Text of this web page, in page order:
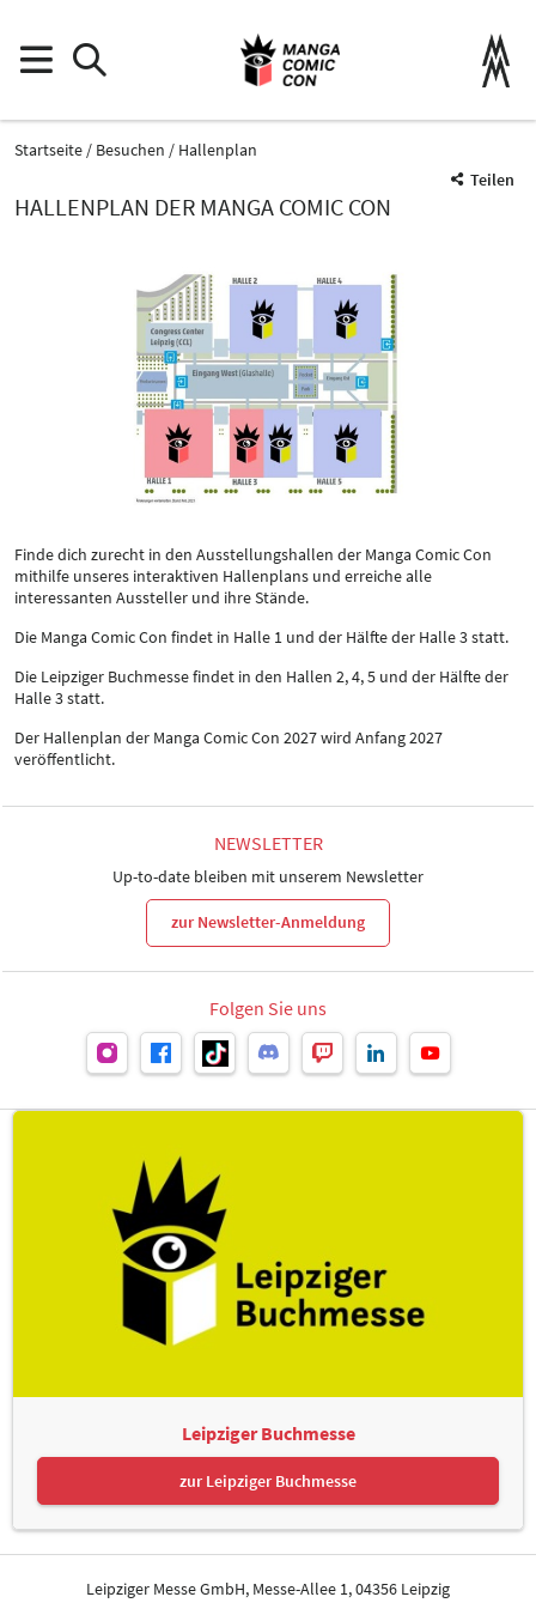
Startseite Besuchen
Hallenplan
Teilen
HALLENPLAN DER MANGA COMIC CON
Finde dich zurecht in den Ausstellungshallen der Manga Comic Con
mithilfe unseres interaktiven Hallenplans und erreiche alle
interessanten Aussteller und ihre Stände.
Die Manga Comic Con findet in Halle 1 und der Hälfte der Halle 3 statt.
Die Leipziger Buchmesse findet in den Hallen 2, 4, 5 und der Hälfte der
Halle 3 statt.
Der Hallenplan der Manga Comic Con 2027 wird Anfang 2027
veröffentlicht.
NEWSLETTER
Up-to-date bleiben mit unserem Newsletter
zur Newsletter-Anmeldung
Folgen Sie uns
Leipziger Buchmesse
zur Leipziger Buchmesse
Leipziger Messe GmbH, Messe-Allee 1, 04356 Leipzig